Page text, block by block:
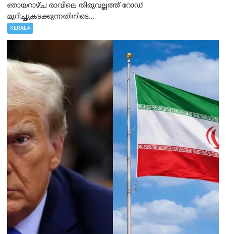
ഞായറാഴ്ച രാവിലെ തിരുവല്ലത്ത് റോഡ്
മുറിച്ചുകടക്കുന്നതിനിടെ...
KERALA